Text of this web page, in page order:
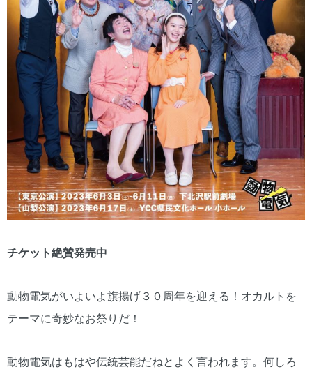
チケット絶賛発売中
動物電気がいよいよ旗揚げ３０周年を迎える！オカルトを
テーマに奇妙なお祭りだ！
動物電気はもはや伝統芸能だねとよく言われます。何しろ